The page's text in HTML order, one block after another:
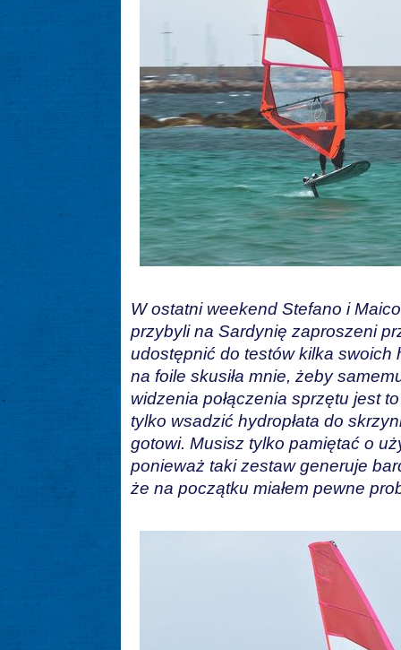
W ostatni weekend Stefano i
przybyli na Sardynię zaproszeni
udostępnić do testów kilka swoich
na foile skusiła mnie, żeby
widzenia połączenia sprzętu jest
tylko wsadzić hydropłata do
gotowi. Musisz tylko pamiętać o
ponieważ taki zestaw generuje
że na początku miałem pewne